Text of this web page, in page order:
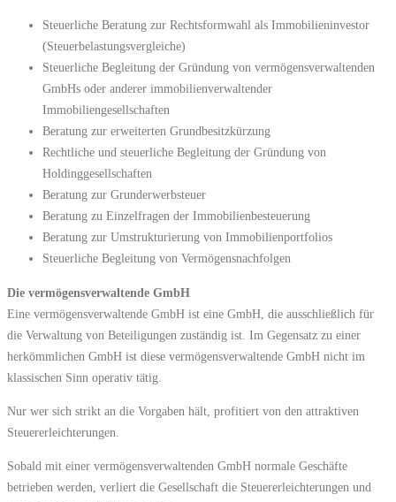
Steuerliche Beratung zur Rechtsformwahl als Immobilieninvestor
(Steuerbelastungsvergleiche)
Steuerliche Begleitung der Gründung von vermögensverwaltenden
GmbHs oder anderer immobilienverwaltender
Immobiliengesellschaften
Beratung zur erweiterten Grundbesitzkürzung
Rechtliche und steuerliche Begleitung der Gründung von
Holdinggesellschaften
Beratung zur Grunderwerbsteuer
Beratung zu Einzelfragen der Immobilienbesteuerung
Beratung zur Umstrukturierung von Immobilienportfolios
Steuerliche Begleitung von Vermögensnachfolgen
Die vermögensverwaltende GmbH
Eine vermögensverwaltende GmbH ist eine GmbH, die ausschließlich für
die Verwaltung von Beteiligungen zuständig ist. Im Gegensatz zu einer
herkömmlichen GmbH ist diese vermögensverwaltende GmbH nicht im
klassischen Sinn operativ tätig.
Nur wer sich strikt an die Vorgaben hält, profitiert von den attraktiven
Steuererleichterungen.
Sobald mit einer vermögensverwaltenden GmbH normale Geschäfte
betrieben werden, verliert die Gesellschaft die Steuererleichterungen und